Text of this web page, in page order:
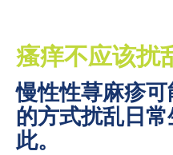
瘙痒不应该扰
慢性性荨麻疹
的方式扰乱日
此。